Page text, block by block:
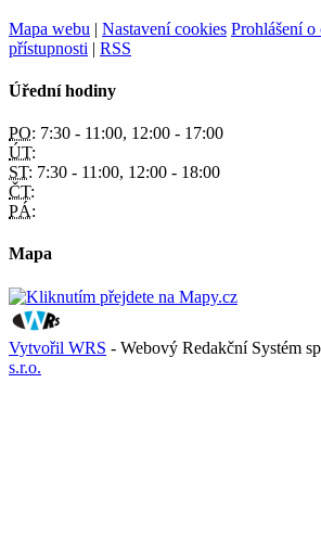
Mapa webu | Nastavení cookies Prohlášení o
přístupnosti | RSS
Úřední hodiny
PO: 7:30 - 11:00, 12:00 - 17:00
ÚT:
ST: 7:30 - 11:00, 12:00 - 18:00
ČT:
PÁ:
Mapa
Vytvořil WRS - Webový Redakční Systém
s.r.o.